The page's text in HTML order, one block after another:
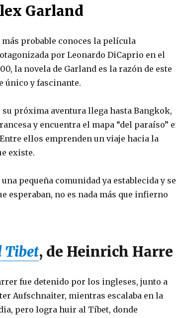
Garland
más probable conoces la película
por Leonardo DiCaprio en el
la novela de Garland es la razón de este
único y fascinante.
próxima aventura llega hasta Bangkok,
y encuentra el mapa “del paraíso”
ellos emprenden un viaje hacia la
existe.
pequeña comunidad ya establecida y se
esperaban, no es nada más que infierno
Tibet, de Heinrich Harre
fue detenido por los ingleses, junto a
Aufschnaiter, mientras escalaba en la
pero logra huir al Tíbet, donde